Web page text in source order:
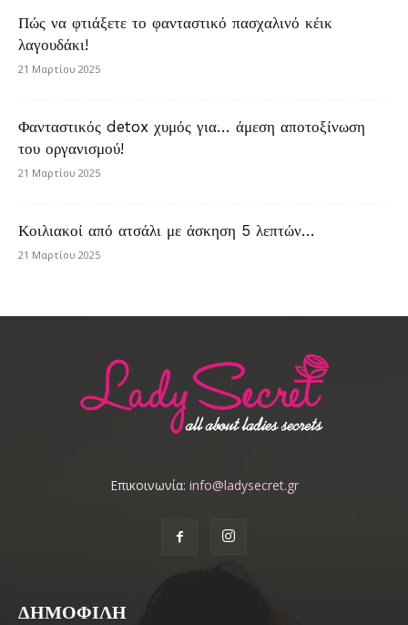
Πώς να φτιάξετε το φανταστικό πασχαλινό κέικ
λαγουδάκι!
21 Μαρτίου 2025
Φανταστικός detox χυμός για… άμεση αποτοξίνωση
του οργανισμού!
21 Μαρτίου 2025
Κοιλιακοί από ατσάλι με άσκηση 5 λεπτών…
21 Μαρτίου 2025
Επικοινωνία: info@ladysecret.gr
ΔΗΜΟΦΙΛΗ